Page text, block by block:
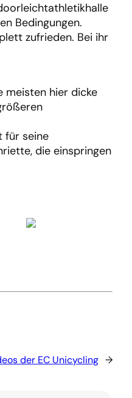
Bedingungen.
zufrieden. Bei ihr
meisten hier dicke
für seine
die einspringen
der EC Unicycling →